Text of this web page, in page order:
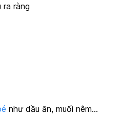
ra ràng
như dầu ăn, muối nêm…